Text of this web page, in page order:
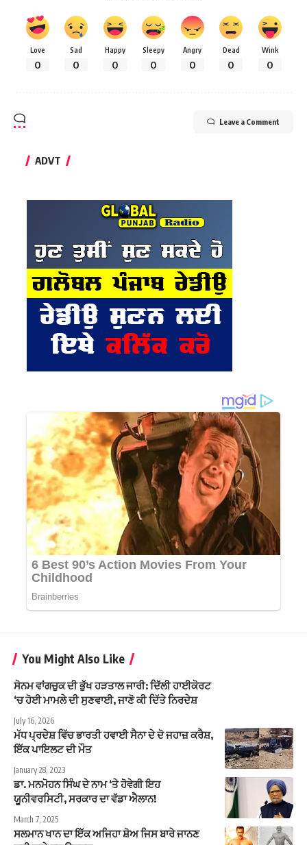
Love
0
Sad
0
Happy
0
Sleepy
0
Angry
0
Dead
0
Wink
0
Leave a Comment
ADVT
You Might Also Like
ਸੋਨਮ ਵਾਂਗਚੁਕ ਦੀ ਭੁੱਖ ਹੜਤਾਲ ਜਾਰੀ: ਦਿੱਲੀ ਹਾਈਕੋਰਟ
‘ਚ ਹੋਈ ਮਾਮਲੇ ਦੀ ਸੁਣਵਾਈ, ਜਾਣੋ ਕੀ ਦਿੱਤੇ ਨਿਰਦੇਸ਼
July 16, 2026
ਮੱਧ ਪ੍ਰਦੇਸ਼ ਵਿੱਚ ਭਾਰਤੀ ਹਵਾਈ ਸੈਨਾ ਦੇ ਦੋ ਜਹਾਜ਼ ਕਰੈਸ਼,
ਇੱਕ ਪਾਇਲਟ ਦੀ ਮੌਤ
January 28, 2023
ਡਾ. ਮਨਮੋਹਨ ਸਿੰਘ ਦੇ ਨਾਮ ‘ਤੇ ਹੋਵੇਗੀ ਇਹ
ਯੂਨੀਵਰਸਿਟੀ, ਸਰਕਾਰ ਦਾ ਵੱਡਾ ਐਲਾਨ!
March 7, 2025
ਸਲਮਾਨ ਖਾਨ ਦਾ ਇੱਕ ਅਜਿਹਾ ਸ਼ੋਅ ਜਿਸ ਬਾਰੇ ਜਾਨਣ